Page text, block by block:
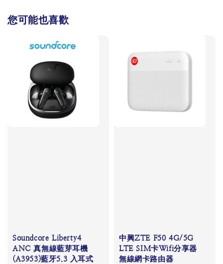
您可能也喜歡
Soundcore Liberty4
ANC 真無線藍芽耳機
(A3953)藍牙5.3 入耳式
中興ZTE F50 4G/5G
LTE SIM卡Wifi分享器
無線網卡路由器